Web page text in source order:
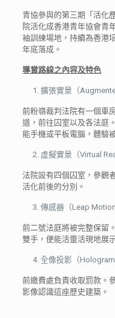
青協參與的第三期「活化
院活化成香港青年協會青
袖訓練場地，持續為香港
年底落成。
導賞路線之內容及特色
擴張實景（
前粉嶺裁判法院有一個車
道，前往囚室以及各法庭
能手機或平板電腦，體驗
虛擬實景（Virtual
法院設有四個囚室，參觀
活化前後的分別。
傳感器（Leap Motion
前二號法庭將被完整保留
雙手，便能活靈活現地展
全像投影（Hologram
前繳費處負責收取罰款。
影像認識這座歷史建築。